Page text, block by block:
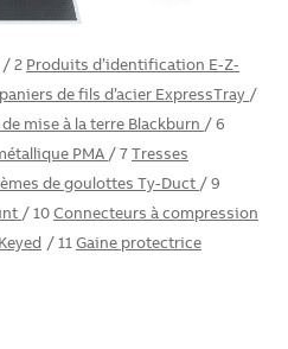
/ 2 Produits d’identification E-Z-
de fils d’acier ExpressTray /
mise à la terre Blackburn / 6
PMA / 7Tresses
de goulottes Ty-Duct / 9
/ 10Connecteurs à compression
/ 11 Gaine protectrice